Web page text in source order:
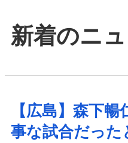
新着のニ
【広島】森下
事な試合だった